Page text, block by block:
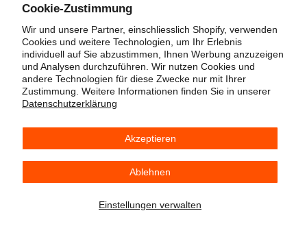
Cookie-Zustimmung
Wir und unsere Partner, einschliesslich Shopify, verwenden
Cookies und weitere Technologien, um Ihr Erlebnis
individuell auf Sie abzustimmen, Ihnen Werbung anzuzeigen
und Analysen durchzuführen. Wir nutzen Cookies und
andere Technologien für diese Zwecke nur mit Ihrer
Zustimmung. Weitere Informationen finden Sie in unserer
Datenschutzerklärung
Einstellungen verwalten
Akzeptieren
Ablehnen
ABONNIEREN